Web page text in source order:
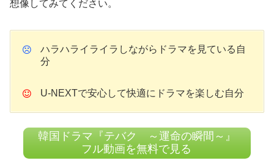
想像してみてください。
ハラハライライラしながらドラマを見ている自
分
U-NEXTで安心して快適にドラマを楽しむ自分
韓国ドラマ『テバク ～運命の瞬間～』
フル動画を無料で見る